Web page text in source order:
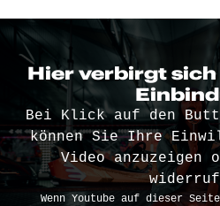
Hier verbirgt sich
Bei Klick auf den
können Sie Ihre
Video anzuzeigen
Wenn Youtube auf dieser